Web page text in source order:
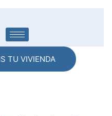
TU VIVIENDA